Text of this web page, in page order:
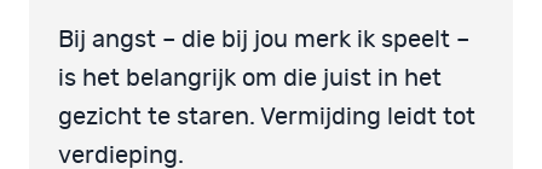
Bij angst – die bij jou merk ik speelt –
is het belangrijk om die juist in het
gezicht te staren. Vermijding leidt tot
verdieping.